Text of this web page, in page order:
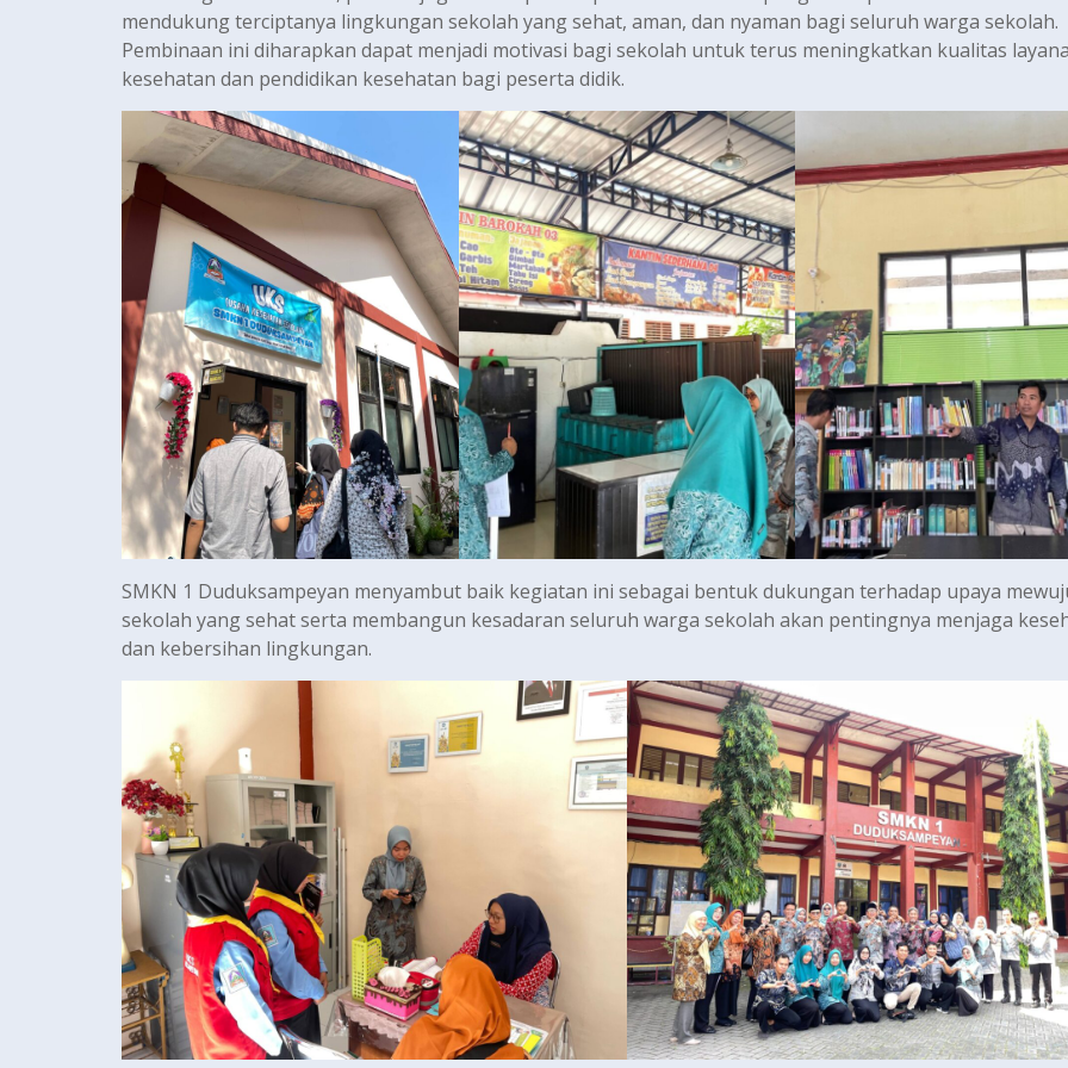
mendukung terciptanya lingkungan sekolah yang sehat, aman, dan nyaman bagi seluruh warga sekolah.
Pembinaan ini diharapkan dapat menjadi motivasi bagi sekolah untuk terus meningkatkan kualitas
kesehatan dan pendidikan kesehatan bagi peserta didik.
SMKN 1 Duduksampeyan menyambut baik kegiatan ini sebagai bentuk dukungan terhadap upaya
sekolah yang sehat serta membangun kesadaran seluruh warga sekolah akan pentingnya menjaga
dan kebersihan lingkungan.